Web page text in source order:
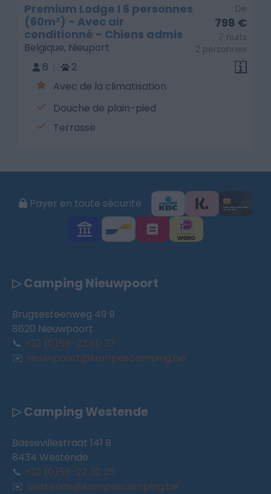
De
798 €
7 nuits
2 personnes
Premium Lodge I 6 personnes
(60m²) - Avec air
conditionné - Chiens admis
Belgique, Nieuport
6
2
Avec de la climatisation
Douche de plain-pied
Terrasse
Payer en toute sécurité
▷ Camping Nieuwpoort
Brugsesteenweg 49 B
8620 Nieuwpoort
📞 +32 (0)58-23 60 37
✉️ nieuwpoort@kompascamping.be
▷ Camping Westende
Bassevillestraat 141 B
8434 Westende
📞 +32 (0)58-22 30 25
✉️ westende@kompascamping.be